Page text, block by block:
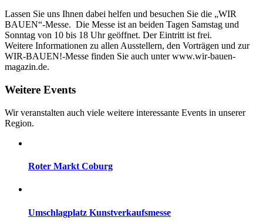
Lassen Sie uns Ihnen dabei helfen und besuchen Sie die „WIR
BAUEN“-Messe. Die Messe ist an beiden Tagen Samstag und
Sonntag von 10 bis 18 Uhr geöffnet. Der Eintritt ist frei.
Weitere Informationen zu allen Ausstellern, den Vorträgen und zur
WIR-BAUEN!-Messe finden Sie auch unter www.wir-bauen-
magazin.de.
Weitere Events
Wir veranstalten auch viele weitere interessante Events in unserer
Region.
Roter Markt Coburg
Umschlagplatz Kunstverkaufsmesse